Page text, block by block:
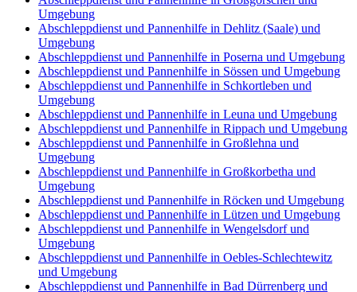
Umgebung
Abschleppdienst und Pannenhilfe in Dehlitz (Saale) und
Umgebung
Abschleppdienst und Pannenhilfe in Poserna und Umgebung
Abschleppdienst und Pannenhilfe in Sössen und Umgebung
Abschleppdienst und Pannenhilfe in Schkortleben und
Umgebung
Abschleppdienst und Pannenhilfe in Leuna und Umgebung
Abschleppdienst und Pannenhilfe in Rippach und Umgebung
Abschleppdienst und Pannenhilfe in Großlehna und
Umgebung
Abschleppdienst und Pannenhilfe in Großkorbetha und
Umgebung
Abschleppdienst und Pannenhilfe in Röcken und Umgebung
Abschleppdienst und Pannenhilfe in Lützen und Umgebung
Abschleppdienst und Pannenhilfe in Wengelsdorf und
Umgebung
Abschleppdienst und Pannenhilfe in Oebles-Schlechtewitz
und Umgebung
Abschleppdienst und Pannenhilfe in Bad Dürrenberg und